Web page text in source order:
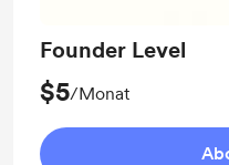
Founder Level
$5/Monat